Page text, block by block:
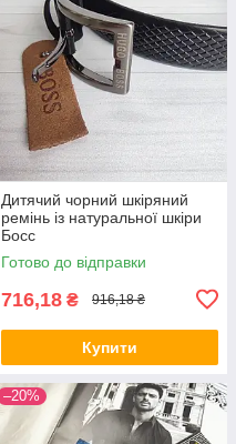
Дитячий чорний шкіряний
ремінь із натуральної шкіри
Босс
Готово до відправки
716,18 ₴ 916,18 ₴
Купити
–20%